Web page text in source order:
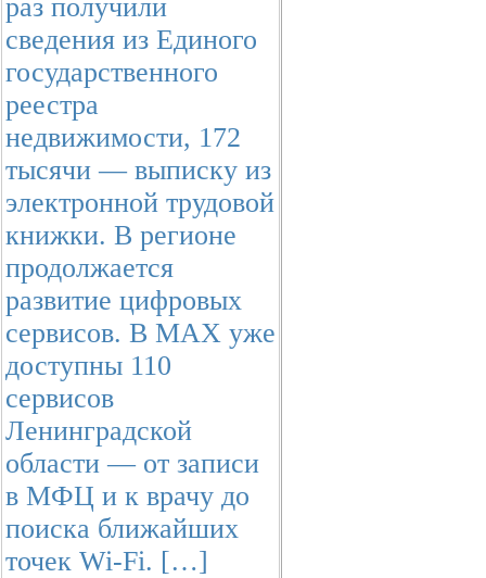
раз получили
сведения из Единого
государственного
реестра
недвижимости, 172
тысячи — выписку из
электронной трудовой
книжки. В регионе
продолжается
развитие цифровых
сервисов. В МАХ уже
доступны 110
сервисов
Ленинградской
области — от записи
в МФЦ и к врачу до
поиска ближайших
точек Wi-Fi. […]